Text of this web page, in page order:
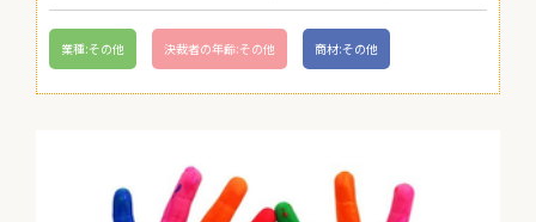
業種:その他 決裁者の年齢:その他 商材:その他